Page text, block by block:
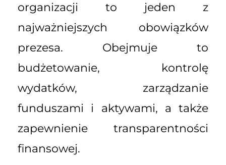
organizacji to jeden z
najważniejszych obowiązków
prezesa. Obejmuje to
budżetowanie, kontrolę
wydatków, zarządzanie
funduszami i aktywami, a także
zapewnienie transparentności
finansowej.